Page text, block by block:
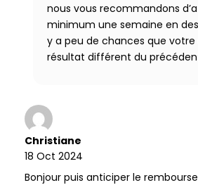
nous vous recommandons
minimum une semaine en
y a peu de chances que
résultat différent du
Christiane
18 Oct 2024
Bonjour puis anticiper le